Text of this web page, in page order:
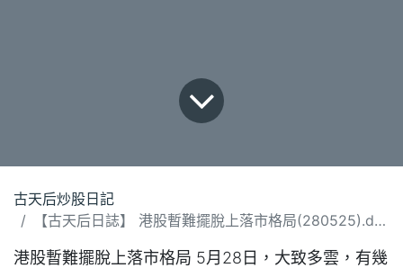
古天后炒股日記
【古天后日誌】 港股暫難擺脫上落市格局(280525).docx
港股暫難擺脫上落市格局 5月28日，大致多雲，有幾